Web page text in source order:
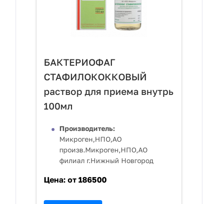
БАКТЕРИОФАГ
СТАФИЛОКОККОВЫЙ
раствор для приема внутрь
100мл
Производитель:
Микроген,НПО,АО
произв.Микроген,НПО,АО
филиал г.Нижный Новгород
Цена: от 186500